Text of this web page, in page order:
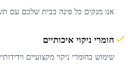
אנו מנקים כל פינה בבית שלכם עם
חומרי ניקוי איכותיים
שימוש בחומרי ניקוי מקצועיים